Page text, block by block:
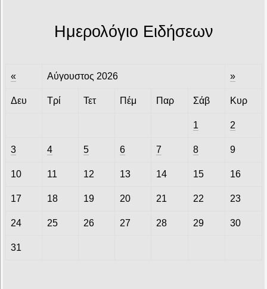
Ημερολόγιο Ειδήσεων
« Αύγουστος 2026 »
Δευ Τρί Τετ Πέμ Παρ Σάβ Κυρ
1 2
3 4 5 6 7 8 9
10 11 12 13 14 15 16
17 18 19 20 21 22 23
24 25 26 27 28 29 30
31